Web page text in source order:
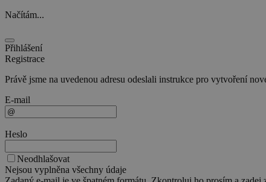
Načítám...
Přihlášení
Registrace
Právě jsme na uvedenou adresu odeslali instrukce pro vytvoření
E-mail
Heslo
Neodhlašovat
Nejsou vyplněna všechny údaje